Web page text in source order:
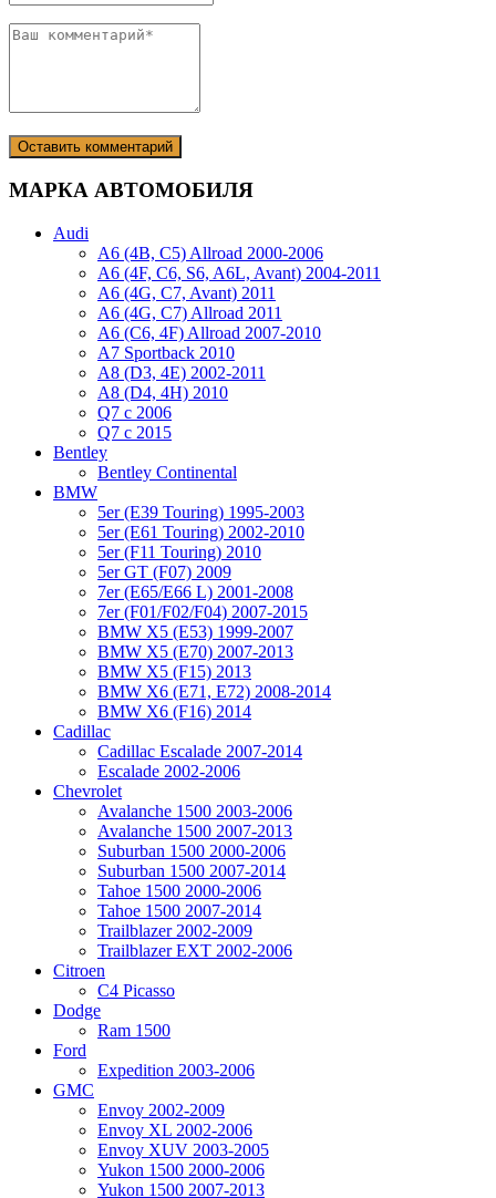
МАРКА АВТОМОБИЛЯ
Audi
A6 (4B, C5) Allroad 2000-2006
A6 (4F, C6, S6, A6L, Avant) 2004-2011
A6 (4G, C7, Avant) 2011
A6 (4G, C7) Allroad 2011
A6 (C6, 4F) Allroad 2007-2010
A7 Sportback 2010
A8 (D3, 4E) 2002-2011
A8 (D4, 4H) 2010
Q7 с 2006
Q7 с 2015
Bentley
Bentley Continental
BMW
5er (E39 Touring) 1995-2003
5er (E61 Touring) 2002-2010
5er (F11 Touring) 2010
5er GT (F07) 2009
7er (E65/E66 L) 2001-2008
7er (F01/F02/F04) 2007-2015
BMW X5 (E53) 1999-2007
BMW X5 (E70) 2007-2013
BMW X5 (F15) 2013
BMW X6 (E71, E72) 2008-2014
BMW X6 (F16) 2014
Cadillac
Cadillac Escalade 2007-2014
Escalade 2002-2006
Chevrolet
Avalanche 1500 2003-2006
Avalanche 1500 2007-2013
Suburban 1500 2000-2006
Suburban 1500 2007-2014
Tahoe 1500 2000-2006
Tahoe 1500 2007-2014
Trailblazer 2002-2009
Trailblazer EXT 2002-2006
Citroen
C4 Picasso
Dodge
Ram 1500
Ford
Expedition 2003-2006
GMC
Envoy 2002-2009
Envoy XL 2002-2006
Envoy XUV 2003-2005
Yukon 1500 2000-2006
Yukon 1500 2007-2013